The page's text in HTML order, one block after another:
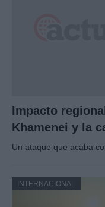
Impacto
Khamenei y la
Un ataque que acaba
INTERNACIONAL